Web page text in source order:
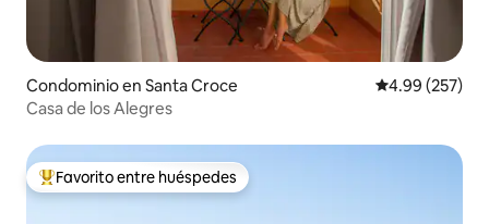
Condominio en Santa Croce Calificación
4.99 (257)
Casa de los Alegres
De los mejores en Favorito entre huéspedes
Favorito entre huéspedes